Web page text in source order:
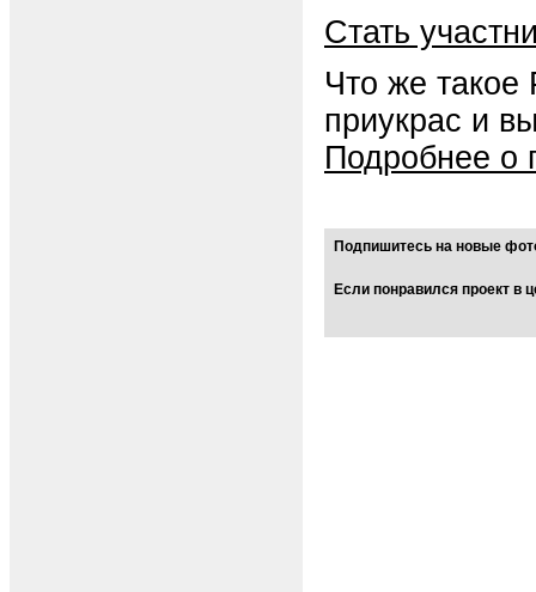
Стать
Что же такое
приукрас и
Подробнее о
Подпишитесь на новые
Если понравился проект в